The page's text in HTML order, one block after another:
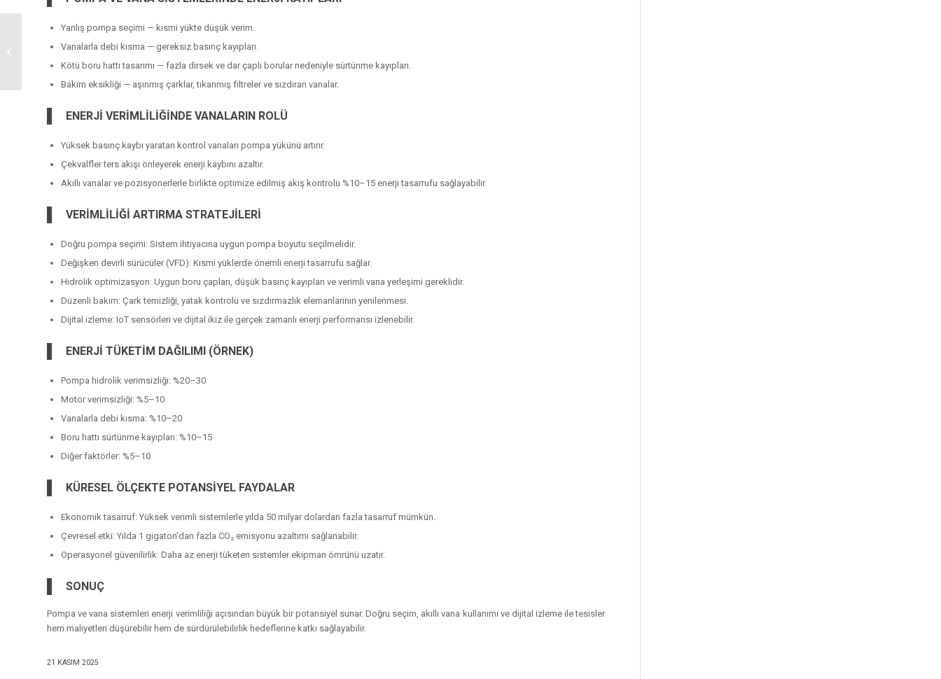
Yanlış pompa seçimi — kısmi yükte düşük verim.
Vanalarla debi kısma — gereksiz basınç kayıpları.
Kötü boru hattı tasarımı — fazla dirsek ve dar çaplı borular nedeniyle sürtünme kayıpları.
Bakım eksikliği — aşınmış çarklar, tıkanmış filtreler ve sızdıran vanalar.
ENERJİ VERİMLİLİĞİNDE VANALARIN ROLÜ
Yüksek basınç kaybı yaratan kontrol vanaları pompa yükünü artırır.
Çekvalfler ters akışı önleyerek enerji kaybını azaltır.
Akıllı vanalar ve pozisyonerlerle birlikte optimize edilmiş akış kontrolü %10–15 enerji tasarrufu sağlayabilir.
VERİMLİLİĞİ ARTIRMA STRATEJİLERİ
Doğru pompa seçimi: Sistem ihtiyacına uygun pompa boyutu seçilmelidir.
Değişken devirli sürücüler (VFD): Kısmi yüklerde önemli enerji tasarrufu sağlar.
Hidrolik optimizasyon: Uygun boru çapları, düşük basınç kayıpları ve verimli vana yerleşimi gereklidir.
Düzenli bakım: Çark temizliği, yatak kontrolü ve sızdırmazlık elemanlarının yenilenmesi.
Dijital izleme: IoT sensörleri ve dijital ikiz ile gerçek zamanlı enerji performansı izlenebilir.
ENERJİ TÜKETİM DAĞILIMI (ÖRNEK)
Pompa hidrolik verimsizliği: %20–30
Motor verimsizliği: %5–10
Vanalarla debi kısma: %10–20
Boru hattı sürtünme kayıpları: %10–15
Diğer faktörler: %5–10
KÜRESEL ÖLÇEKTE POTANSİYEL FAYDALAR
Ekonomik tasarruf: Yüksek verimli sistemlerle yılda 50 milyar dolardan fazla tasarruf mümkün.
Çevresel etki: Yılda 1 gigaton’dan fazla CO₂ emisyonu azaltımı sağlanabilir.
Operasyonel güvenilirlik: Daha az enerji tüketen sistemler ekipman ömrünü uzatır.
SONUÇ
Pompa ve vana sistemleri enerji verimliliği açısından büyük bir potansiyel sunar. Doğru seçim, akıllı vana kullanımı ve dijital izleme ile tesisler
hem maliyetleri düşürebilir hem de sürdürülebilirlik hedeflerine katkı sağlayabilir.
21 KASIM 2025
Kusursuz Proje
Şartnameleri Yazma
Rehberi